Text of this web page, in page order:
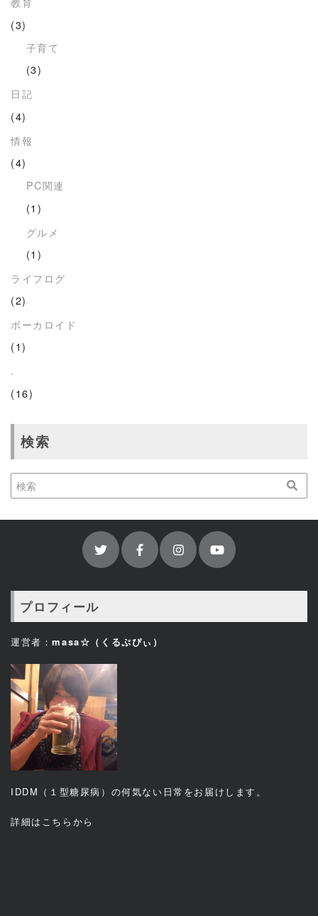
(3)
子育て
(3)
日記
(4)
情報
(4)
PC関連
(1)
グルメ
(1)
ライフログ
(2)
ボーカロイド
(1)
.
(16)
検索
プロフィール
運営者：masa☆（くるぷぴぃ）
IDDM（１型糖尿病）の何気ない日常をお届けします。
詳細は こちら から